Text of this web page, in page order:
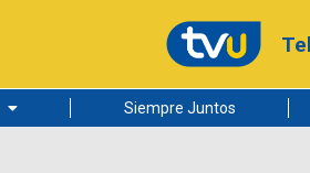
Siempre Juntos